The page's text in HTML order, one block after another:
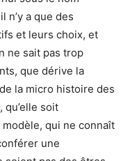
n’y a que des
et leurs choix, et
ne sait pas trop
que dérive la
la micro histoire des
soit
qui ne connaît
une